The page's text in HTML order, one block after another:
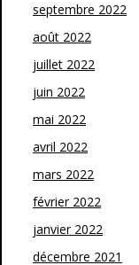
septembre 2022
août 2022
juillet 2022
juin 2022
mai 2022
avril 2022
mars 2022
février 2022
janvier 2022
décembre 2021